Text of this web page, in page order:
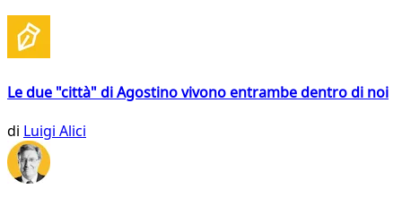
Le due "città" di Agostino vivono entrambe dentro di noi
di Luigi Alici